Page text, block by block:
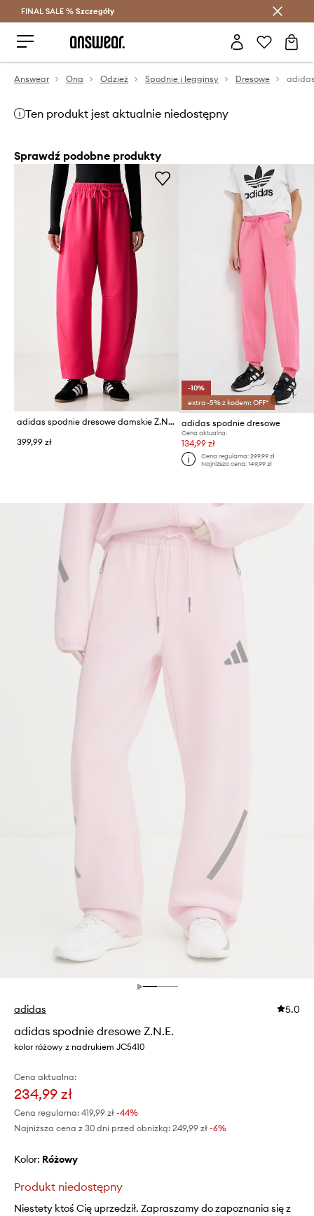
Oszczędzaj z Answear Club >
FINAL SALE % Szczegóły
Answear Ona Odzież Spodnie i legginsy Dresowe
Ten produkt jest aktualnie niedostępny
Sprawdź podobne produkty
adidas spodnie dresowe damskie Z.N.E
399,99 zł
-10%
extra -5% z kodem: OFF*
adidas spodnie dresowe
Cena aktualna:
134,99 zł
Cena regularna: 299,99 zł
Najniższa cena: 149,99 zł
adidas 5.0
adidas spodnie dresowe Z.N.E.
kolor różowy z nadrukiem JC5410
Cena aktualna:
234,99 zł
Cena regularna: 419,99 zł -44%
Najniższa cena z 30 dni przed obniżką: 249,99 zł -6%
Kolor: różowy
Produkt niedostępny
Niestety ktoś Cię uprzedził. Zapraszamy do zapoznania się z